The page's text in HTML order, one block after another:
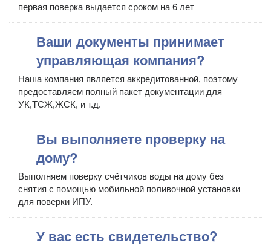
первая поверка выдается сроком на 6 лет
Ваши документы принимает
управляющая компания?
Наша компания является аккредитованной, поэтому
предоставляем полный пакет документации для
УК,ТСЖ,ЖСК, и т.д.
Вы выполняете проверку на
дому?
Выполняем поверку счётчиков воды на дому без
снятия с помощью мобильной поливочной установки
для поверки ИПУ.
У вас есть свидетельство?